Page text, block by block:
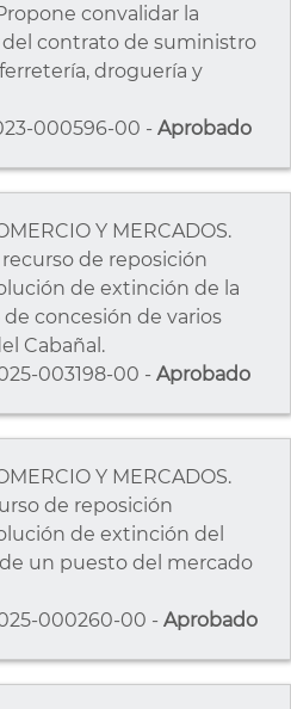
convalidar la
contrato de suministro
droguería y
000596-00 - Aprobado
Y MERCADOS.
de reposición
de extinción de la
concesión de varios
Cabañal.
003198-00 - Aprobado
Y MERCADOS.
de reposición
de extinción del
un puesto del mercado
000260-00 - Aprobado